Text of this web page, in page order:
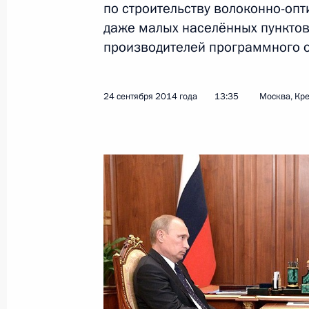
Поздравление Президенту
независимости
30 сентября 2014 года, 11:00
29 сентября 2014 года, 21:25
Встреча с Президентом
Бердымухамедовым
29 сентября 2014 года, 20:10 Астрахань
по строительству волоконно-
даже малых населённых
производителей программного
24 сентября 2014 года 13:35 Москва,